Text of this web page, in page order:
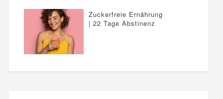
Zuckerfreie Ernährung
| 22 Tage Abstinenz